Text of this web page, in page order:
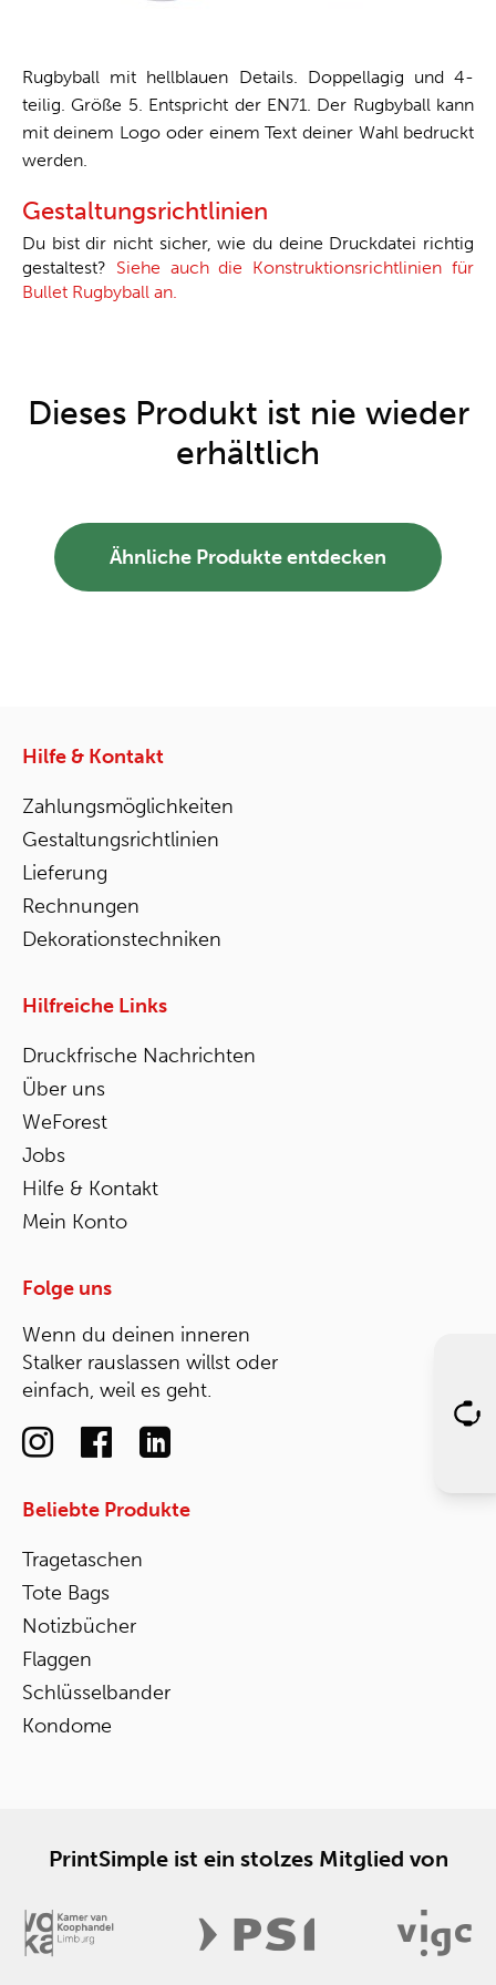
Rugbyball mit hellblauen Details. Doppellagig und 4-
teilig. Größe 5. Entspricht der EN71. Der Rugbyball kann
mit deinem Logo oder einem Text deiner Wahl bedruckt
werden.
Gestaltungsrichtlinien
Du bist dir nicht sicher, wie du deine Druckdatei richtig
gestaltest? Siehe auch die Konstruktionsrichtlinien für
Bullet Rugbyball an.
Dieses Produkt ist nie wieder
erhältlich
Ähnliche Produkte entdecken
Hilfe & Kontakt
Zahlungsmöglichkeiten
Gestaltungsrichtlinien
Lieferung
Rechnungen
Dekorationstechniken
Hilfreiche Links
Druckfrische Nachrichten
Über uns
WeForest
Jobs
Hilfe & Kontakt
Mein Konto
Folge uns
Wenn du deinen inneren
Stalker rauslassen willst oder
einfach, weil es geht.
Beliebte Produkte
Tragetaschen
Tote Bags
Notizbücher
Flaggen
Schlüsselbander
Kondome
PrintSimple ist ein stolzes Mitglied von